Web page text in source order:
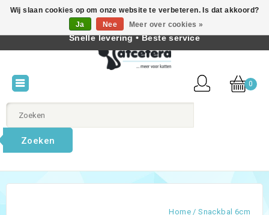
Nederlands
0
Zoeken
Home/Snackbal 6cm
Wij slaan cookies op om onze website te verbeteren. Is dat akkoord?
Ja
Nee Meer over cookies »
Beste producten voor katten • Kennis van kattengedrag •
Snelle levering • Beste service